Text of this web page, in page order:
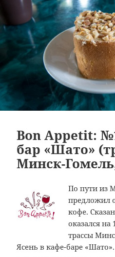
Bon Appetit:
бар «Шато»
Минск-
По пути из
предложил
кофе.
оказался
трассы
Ясень в кафе-баре